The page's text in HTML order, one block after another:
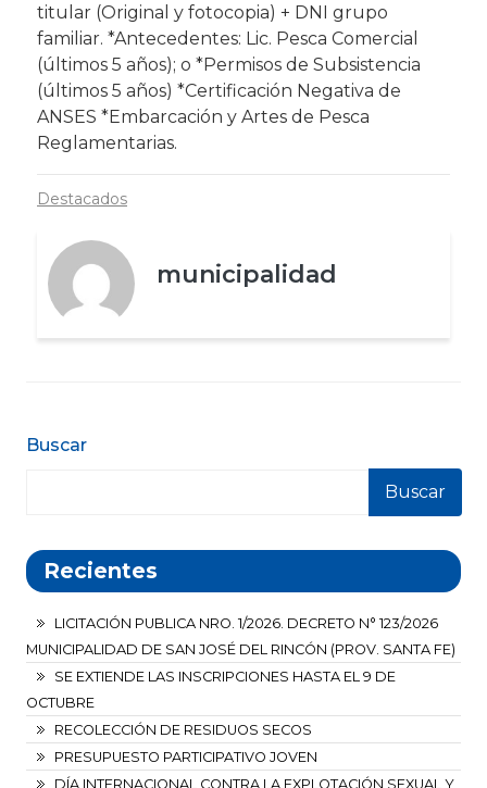
Buscar
Buscar
Recientes
LICITACIÓN PUBLICA NRO. 1/2026. DECRETO N° 123/2026
MUNICIPALIDAD DE SAN JOSÉ DEL RINCÓN (PROV. SANTA FE)
SE EXTIENDE LAS INSCRIPCIONES HASTA EL 9 DE
OCTUBRE
RECOLECCIÓN DE RESIDUOS SECOS
PRESUPUESTO PARTICIPATIVO JOVEN
DÍA INTERNACIONAL CONTRA LA EXPLOTACIÓN SEXUAL Y
titular (Original y fotocopia) + DNI grupo
familiar. *Antecedentes: Lic. Pesca Comercial
(últimos 5 años); o *Permisos de Subsistencia
(últimos 5 años) *Certificación Negativa de
ANSES *Embarcación y Artes de Pesca
Reglamentarias.
Destacados
municipalidad